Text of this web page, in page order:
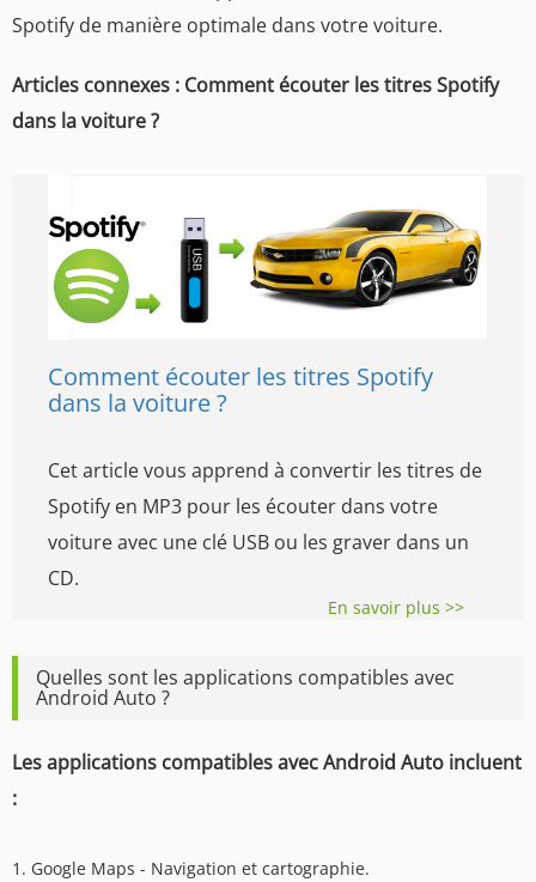
Spotify de manière optimale dans votre voiture.
Articles connexes : Comment écouter les titres Spotify
dans la voiture ?
Comment écouter les titres Spotify
dans la voiture ?
Cet article vous apprend à convertir les titres de
Spotify en MP3 pour les écouter dans votre
voiture avec une clé USB ou les graver dans un
CD.
En savoir plus >>
Quelles sont les applications compatibles avec
Android Auto ?
Les applications compatibles avec Android Auto incluent
:
1. Google Maps - Navigation et cartographie.